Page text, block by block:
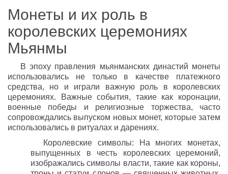
Монеты и их роль в
королевских церемониях
Мьянмы
В эпоху правления мьянманских династий монеты
использовались не только в качестве платежного
средства, но и играли важную роль в королевских
церемониях. Важные события, такие как коронации,
военные победы и религиозные торжества, часто
сопровождались выпуском новых монет, которые затем
использовались в ритуалах и дарениях.
Королевские символы: На многих монетах,
выпущенных в честь королевских церемоний,
изображались символы власти, такие как короны,